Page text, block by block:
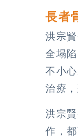
長者
洪宗
全塌
不小
治療
洪宗
作，